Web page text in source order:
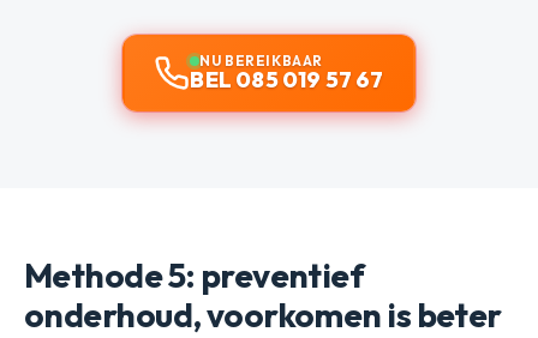
NU BEREIKBAAR
BEL 085 019 57 67
Methode 5: preventief
onderhoud, voorkomen is beter